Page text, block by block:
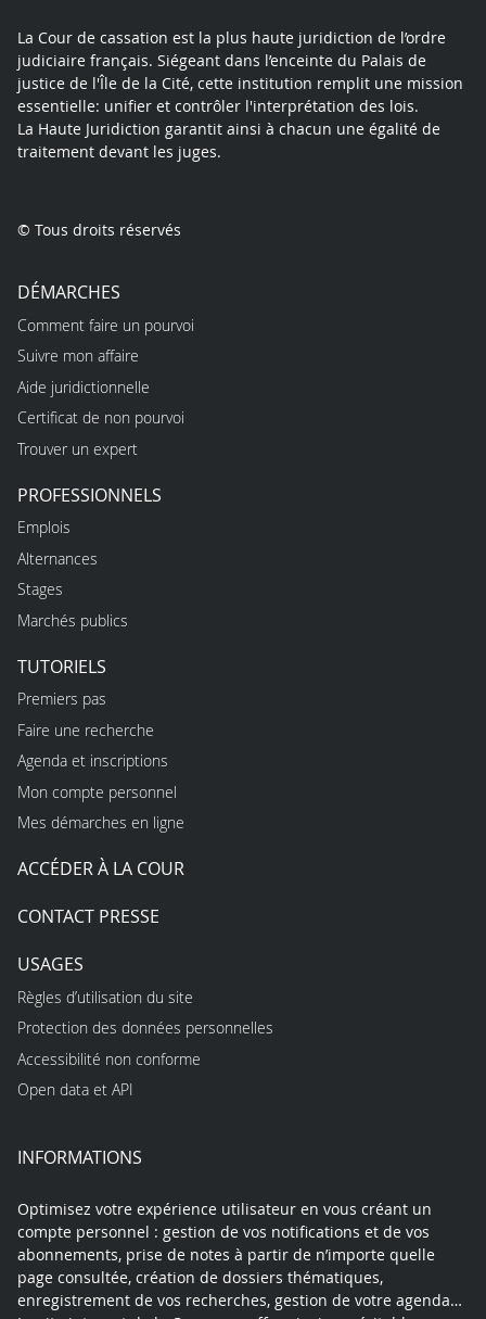
La Cour de cassation est la plus haute juridiction de l’ordre
judiciaire français. Siégeant dans l’enceinte du Palais de
justice de l'Île de la Cité, cette institution remplit une mission
essentielle: unifier et contrôler l'interprétation des lois.
La Haute Juridiction garantit ainsi à chacun une égalité de
traitement devant les juges.
© Tous droits réservés
DÉMARCHES
Comment faire un pourvoi
Suivre mon affaire
Aide juridictionnelle
Certificat de non pourvoi
Trouver un expert
PROFESSIONNELS
Emplois
Alternances
Stages
Marchés publics
TUTORIELS
Premiers pas
Faire une recherche
Agenda et inscriptions
Mon compte personnel
Mes démarches en ligne
ACCÉDER À LA COUR
CONTACT PRESSE
USAGES
Règles d’utilisation du site
Protection des données personnelles
Accessibilité non conforme
Open data et API
INFORMATIONS
Optimisez votre expérience utilisateur en vous créant un
compte personnel : gestion de vos notifications et de vos
abonnements, prise de notes à partir de n’importe quelle
page consultée, création de dossiers thématiques,
enregistrement de vos recherches, gestion de votre agenda…